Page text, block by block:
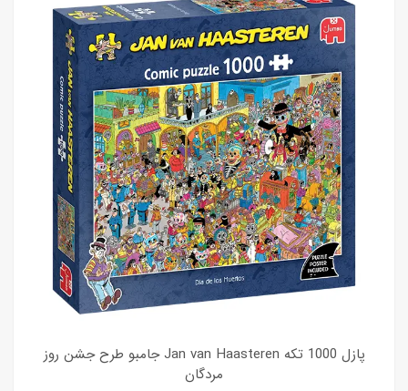
پازل 1000 تکه Jan van Haasteren جامبو طرح جشن روز
مردگان